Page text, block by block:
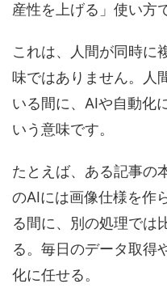
産性を上げる」使い方
これは、人間が同時に
味ではありません。人
いる間に、AIや自動化
いう意味です。
たとえば、ある記事の
のAIには画像仕様を作
る間に、別の処理では
る。毎日のデータ取得
化に任せる。